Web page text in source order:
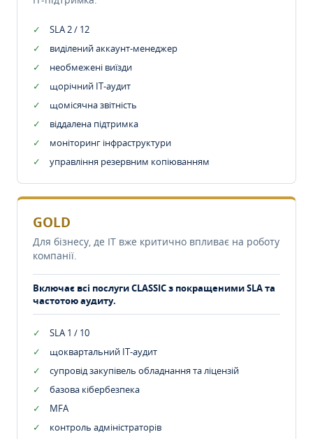
SLA 2 / 12
виділений аккаунт-менеджер
необмежені виїзди
щорічний IT-аудит
щомісячна звітність
віддалена підтримка
моніторинг інфраструктури
управління резервним копіюванням
GOLD
Для бізнесу, де IT вже критично впливає на роботу
компанії.
Включає всі послуги CLASSIC з покращеними SLA та
частотою аудиту.
SLA 1 / 10
щоквартальний IT-аудит
супровід закупівель обладнання та ліцензій
базова кібербезпека
MFA
контроль адміністраторів